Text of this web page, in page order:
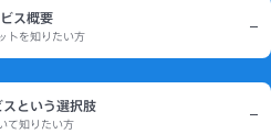
ス概要
トを知りたい方
という選択肢
て知りたい方